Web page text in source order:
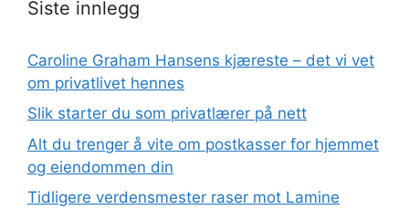
Siste innlegg
Caroline Graham Hansens kjæreste – det vi vet
om privatlivet hennes
Slik starter du som privatlærer på nett
Alt du trenger å vite om postkasser for hjemmet
og eiendommen din
Tidligere verdensmester raser mot Lamine